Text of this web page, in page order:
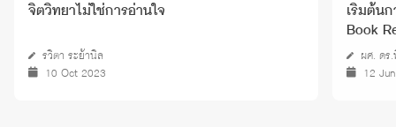
จิตวิทยาไม่ใช่การอ่านใจ
รวิตา ระย้านิล
10 Oct 2023
เริ่มต้น
Book
ผศ. ดร
12